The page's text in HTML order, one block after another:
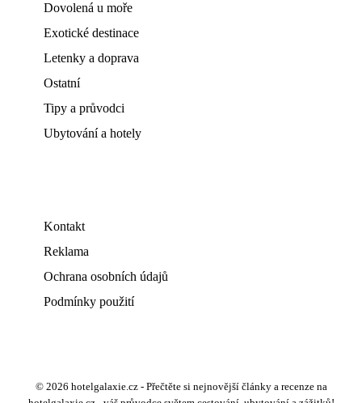
Dovolená u moře
Exotické destinace
Letenky a doprava
Ostatní
Tipy a průvodci
Ubytování a hotely
Kontakt
Reklama
Ochrana osobních údajů
Podmínky použití
© 2026 hotelgalaxie.cz - Přečtěte si nejnovější články a recenze na